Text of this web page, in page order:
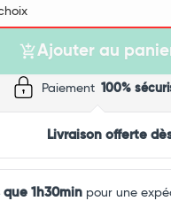
Ajouter au
Paiement 100%
Livraison offerte
que 1h30minpour une